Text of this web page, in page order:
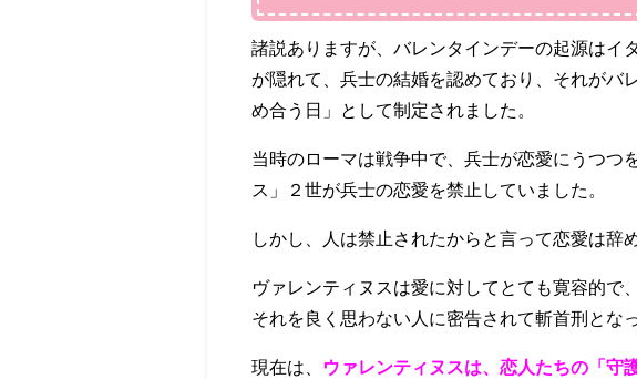
諸説ありますが、バレンタインデーの起源はイ
が隠れて、兵士の結婚を認めており、それがバ
め合う日」として制定されました。
当時のローマは戦争中で、兵士が恋愛にうつつ
ス」２世が兵士の恋愛を禁止していました。
しかし、人は禁止されたからと言って恋愛は辞
ヴァレンティヌスは愛に対してとても寛容的で
それを良く思わない人に密告されて斬首刑とな
現在は、 ウァレンティヌスは、恋人たちの「守